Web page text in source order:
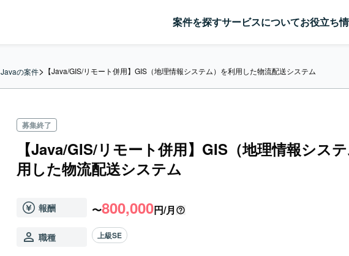
案件を探すサービスについてお役立ち
Javaの案件> 【Java/GIS/リモート併用】GIS（地理情報システム）を利用した物流配送システム
募集終了
【Java/GIS/リモート併用】GIS（地理情報シス
用した物流配送システム
報酬 〜800,000円/月
職種 上級SE